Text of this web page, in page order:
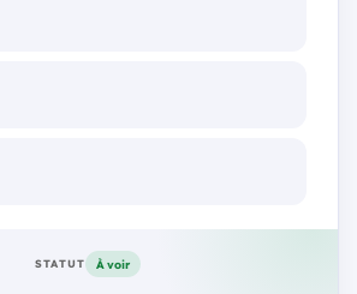
STATUT À voir